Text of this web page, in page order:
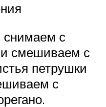
с
и смешиваем с
петрушки
с